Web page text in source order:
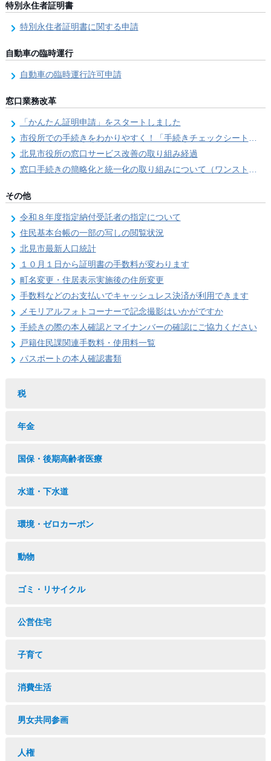
特別永住者証明書
特別永住者証明書に関する申請
自動車の臨時運行
自動車の臨時運行許可申請
窓口業務改革
「かんたん証明申請」をスタートしました
市役所での手続きをわかりやすく！「手続きチェックシート」を導入しました
北見市役所の窓口サービス改善の取り組み経過
窓口手続きの簡略化と統一化の取り組みについて（ワンストップサービス推進事業）
その他
令和８年度指定納付受託者の指定について
住民基本台帳の一部の写しの閲覧状況
北見市最新人口統計
１０月１日から証明書の手数料が変わります
町名変更・住居表示実施後の住所変更
手数料などのお支払いでキャッシュレス決済が利用できます
メモリアルフォトコーナーで記念撮影はいかがですか
手続きの際の本人確認とマイナンバーの確認にご協力ください
戸籍住民課関連手数料・使用料一覧
パスポートの本人確認書類
税
年金
国保・後期高齢者医療
水道・下水道
環境・ゼロカーボン
動物
ゴミ・リサイクル
公営住宅
子育て
消費生活
男女共同参画
人権